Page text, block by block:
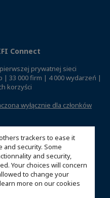
trackers to ease it
security. Some
and security,
Your choices will concern
to change your
more on our cookies
Connect
prywatnej sieci
| 33 000 firm | 4 000 wydarzeń |
korzyści
wyłącznie dla członków